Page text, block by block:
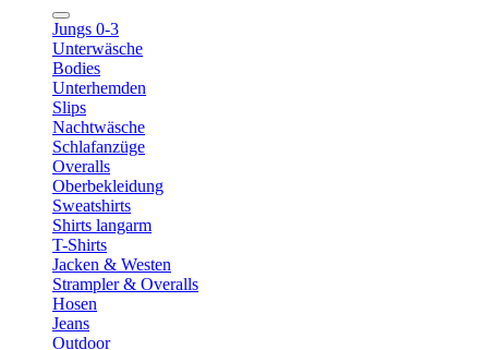
Jungs 0-3
Unterwäsche
Bodies
Unterhemden
Slips
Nachtwäsche
Schlafanzüge
Overalls
Oberbekleidung
Sweatshirts
Shirts langarm
T-Shirts
Jacken & Westen
Strampler & Overalls
Hosen
Jeans
Outdoor